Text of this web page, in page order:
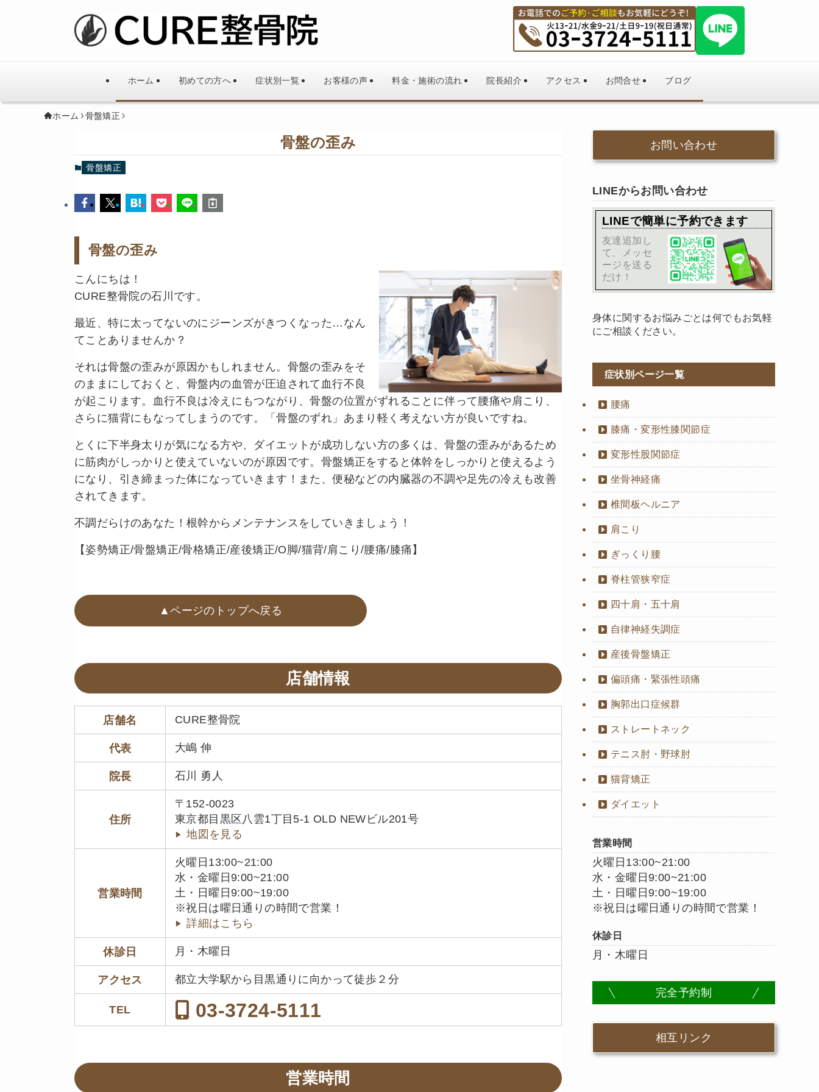
ホーム 初めての方へ 症状別一覧 お客様の声 料金・施術の流れ 院長紹介 アクセス お問合せ ブログ
ホーム 骨盤矯正
骨盤の歪み
骨盤矯正
骨盤の歪み
こんにちは！
CURE整骨院の石川です。
最近、特に太ってないのにジーンズがきつくなった…なん
てことありませんか？
それは骨盤の歪みが原因かもしれません。 骨盤の歪みをそ
のままにしておくと、骨盤内の血管が圧迫されて血行不良
が起こります。血行不良は冷えにもつながり、骨盤の位置がずれることに伴って腰痛や肩こり、
さらに猫背にもなってしまうのです。「骨盤のずれ」あまり軽く考えない方が良いですね。
とくに下半身太りが気になる方や、ダイエットが成功しない方の多くは、骨盤の歪みがあるため
に筋肉がしっかりと使えていないのが原因です。骨盤矯正をすると体幹をしっかりと使えるよう
になり、引き締まった体になっていきます！また、便秘などの内臓器の不調や足先の冷えも改善
されてきます。
不調だらけのあなた！ 根幹からメンテナンスをしていきましょう！
【姿勢矯正/骨盤矯正/骨格矯正/産後矯正/O脚/猫背/肩こり/腰痛/膝痛】
▲ページのトップへ戻る
店舗情報
店舗名 CURE整骨院
代表 大嶋 伸
院長 石川 勇人
住所
〒152-0023
東京都目黒区八雲1丁目5-1 OLD NEWビル201号
地図を見る
営業時間
火曜日13:00~21:00
水・金曜日9:00~21:00
土・日曜日9:00~19:00
※祝日は曜日通りの時間で営業！
詳細はこちら
休診日 月・木曜日
アクセス 都立大学駅から目黒通りに向かって徒歩２分
TEL 03-3724-5111
営業時間
お問い合わせ
LINEからお問い合わせ
LINEで簡単に予約できます
友達追加し
て、メッセ
ージを送る
だけ！
身体に関するお悩みごとは何でもお気軽
にご相談ください。
症状別ページ一覧
腰痛
膝痛・変形性膝関節症
変形性股関節症
坐骨神経痛
椎間板ヘルニア
肩こり
ぎっくり腰
脊柱管狭窄症
四十肩・五十肩
自律神経失調症
産後骨盤矯正
偏頭痛・緊張性頭痛
胸郭出口症候群
ストレートネック
テニス肘・野球肘
猫背矯正
ダイエット
営業時間
火曜日13:00~21:00
水・金曜日9:00~21:00
土・日曜日9:00~19:00
※祝日は曜日通りの時間で営業！
休診日
月・木曜日
完全予約制
相互リンク